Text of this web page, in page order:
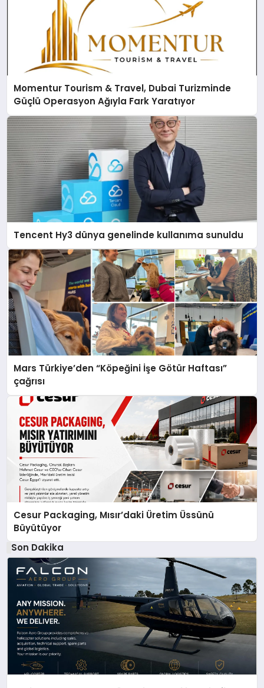
Momentur Tourism & Travel, Dubai Turizminde
Güçlü Operasyon Ağıyla Fark Yaratıyor
Tencent Hy3 dünya genelinde kullanıma sunuldu
Mars Türkiye’den “Köpeğini İşe Götür Haftası”
çağrısı
Cesur Packaging, Mısır’daki Üretim Üssünü
Büyütüyor
Son Dakika